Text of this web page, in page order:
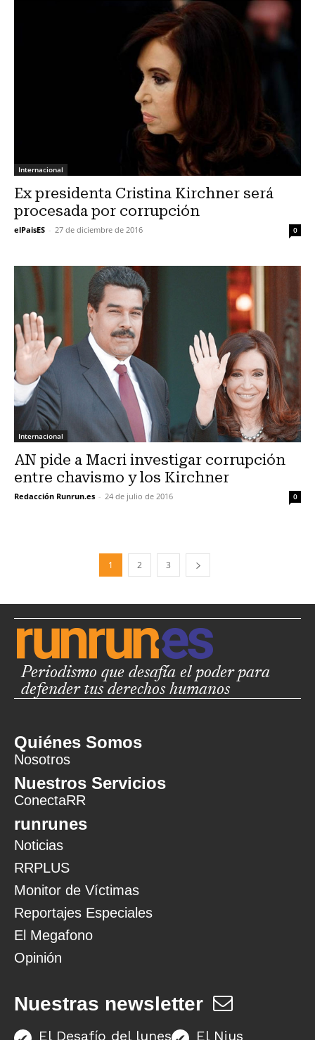
Internacional
Ex presidenta Cristina Kirchner será
procesada por corrupción
elPaisES - 27 de diciembre de 2016 0
Internacional
AN pide a Macri investigar corrupción
entre chavismo y los Kirchner
Redacción Runrun.es - 24 de julio de 2016 0
1 2 3
Periodismo que desafía el poder para
defender tus derechos humanos
Quiénes Somos
Nosotros
Nuestros Servicios
ConectaRR
runrunes
Noticias
RRPLUS
Monitor de Víctimas
Reportajes Especiales
El Megafono
Opinión
Nuestras newsletter
El Desafío del lunes El Nius